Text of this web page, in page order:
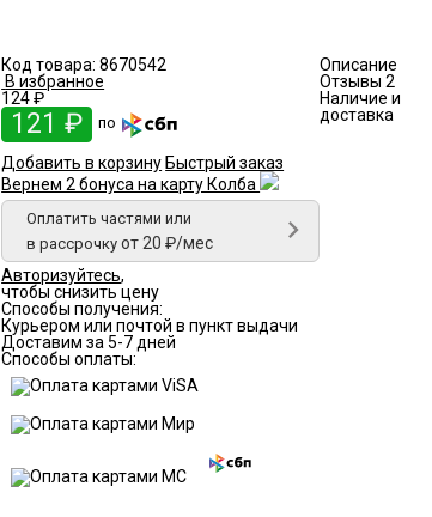
Код товара: 8670542
В избранное
124 ₽
121 ₽ по
Добавить в корзину Быстрый заказ
Вернем 2 бонуса на карту Колба
Оплатить частями или
в рассрочкуот 20 ₽/мес
Авторизуйтесь,
чтобы снизить цену
Способы получения:
Курьером или почтой в пункт выдачи
Доставим за 5-7 дней
Способы оплаты:
Описание
Отзывы2
Наличие и
доставка